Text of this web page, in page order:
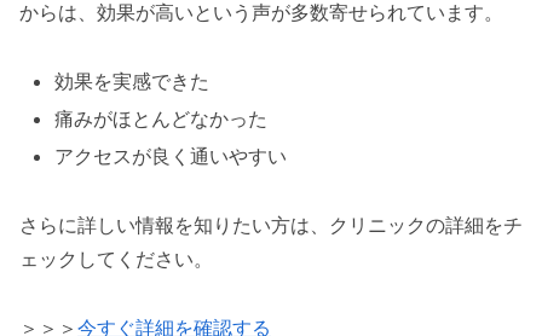
からは、効果が高いという声が多数寄せられています。
効果を実感できた
痛みがほとんどなかった
アクセスが良く通いやすい
さらに詳しい情報を知りたい方は、クリニックの詳細をチ
ェックしてください。
＞＞＞ 今すぐ詳細を確認する